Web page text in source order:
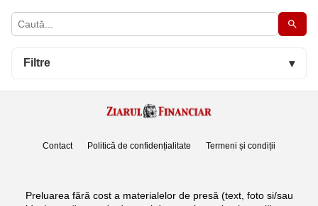
Filtre ▾
Contact Politică de confidențialitate Termeni și condiții
Preluarea fără cost a materialelor de presă (text, foto si/sau